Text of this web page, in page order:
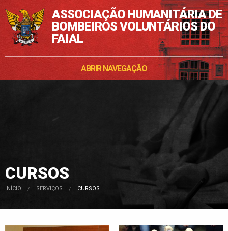
ASSOCIAÇÃO HUMANITÁRIA DE
BOMBEIROS VOLUNTÁRIOS DO
FAIAL
ABRIR NAVEGAÇÃO
CURSOS
INÍCIO SERVIÇOS POSIÇÃO:
CURSOS